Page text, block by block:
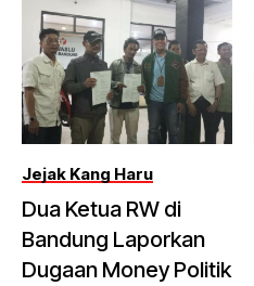
Jejak Kang Haru
Dua Ketua RW di
Bandung Laporkan
Dugaan Money Politik